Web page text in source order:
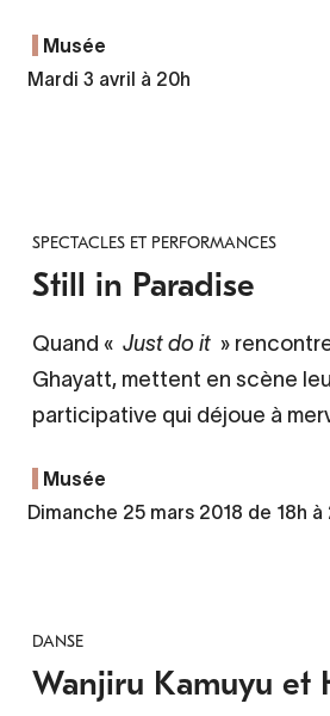
Musée
Mardi 3 avril à 20h
SPECTACLES ET PERFORMANCES
Still in Paradise
Quand « Just do it »
Ghayatt, mettent en scène
participative qui déjoue à
Musée
Dimanche 25 mars 2018 de 18h à
DANSE
Wanjiru Kamuyu et